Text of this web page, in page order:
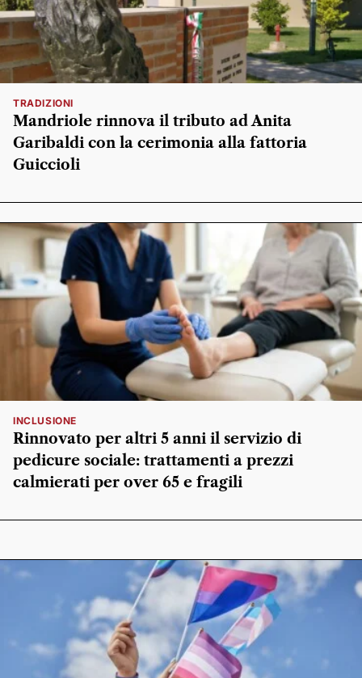
TRADIZIONI
Mandriole rinnova il tributo ad Anita
Garibaldi con la cerimonia alla fattoria
Guiccioli
INCLUSIONE
Rinnovato per altri 5 anni il servizio di
pedicure sociale: trattamenti a prezzi
calmierati per over 65 e fragili